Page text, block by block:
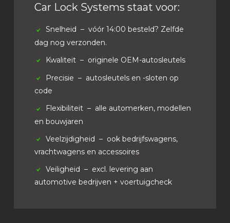
Car Lock Systems staat voor:
Snelheid – vóór 14:00 besteld? Zelfde
dag nog verzonden.
Kwaliteit – originele OEM-autosleutels
Precisie – autosleutels en -sloten op
code
Flexibiliteit – alle automerken, modellen
en bouwjaren
Veelzijdigheid – ook bedrijfswagens,
vrachtwagens en accessoires
Veiligheid – excl. levering aan
automotive bedrijven + voertuigcheck